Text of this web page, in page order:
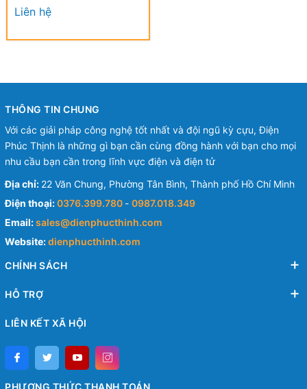
(100 Cái/Bịch) - VINYL-
INSULATED SPADE
Liên hệ
THÔNG TIN CHUNG
Với các giải pháp công nghệ tốt nhất và đội ngũ kỳ cựu, Điện
Phúc Thịnh là những gì bạn cần cùng đồng hành với bạn cho mọi
nhu cầu bạn cần trong lĩnh vực điện và điện tử
Địa chỉ: 22 Văn Chung, Phường Tân Bình, Thành phố Hồ Chí Minh
Điện thoại:0376.399.780 - 0987.018.349
Email:sales@dienphucthinh.com
Website:dienphucthinh.com
CHÍNH SÁCH
HỖ TRỢ
LIÊN KẾT XÃ HỘI
PHƯƠNG THỨC THANH TOÁN